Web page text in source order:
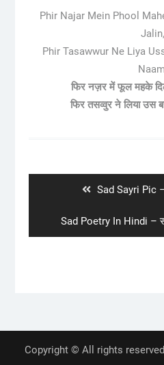
Phir Najar Mein Phool
Jalin,
Phir Tasawwur Ne Liya
फिर नज़र में फूल महके
फिर तसव्वुर ने लिया उस
Previous
Sad Sayri Pic –
Next
post:
Sad Poetry In Hindi –
Copyright © All rights